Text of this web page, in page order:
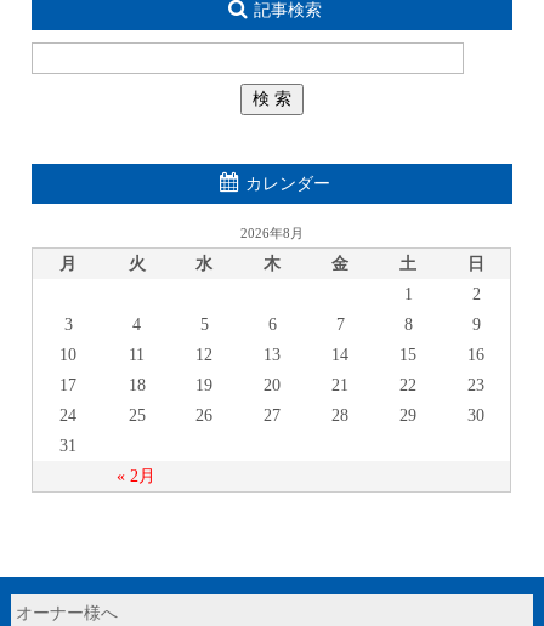
記事検索
カレンダー
2026年8月
月 火 水 木 金 土 日
« 2月
1
2
3
4 5 6 7 8
9
10
11 12 13 14 15
16
17
18 19 20 21 22
23
24
25 26 27 28 29
30
31
オーナー様へ